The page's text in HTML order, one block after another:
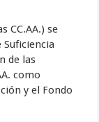
CC.AA.) se
de las
como
y el Fondo